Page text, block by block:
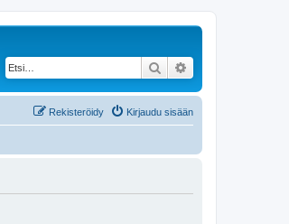
Etsi
Kirjaudu sisään
Rekisteröidy